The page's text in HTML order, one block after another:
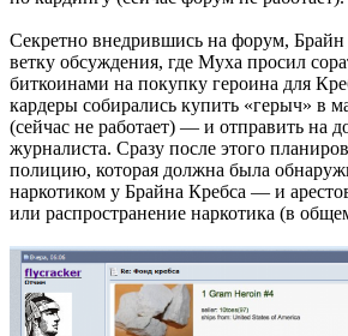
Секретно внедрившись на форум,
ветку обсуждения, где Муха просил
биткоинами на покупку героина для
кардеры собирались купить «герыч» в
(сейчас не работает) — и отправить на
журналиста. Сразу после этого
полицию, которая должна была
наркотиком у Брайна Кребса — и
или распространение наркотика (в